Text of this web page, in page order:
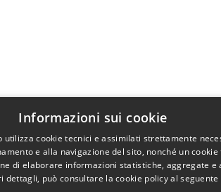
Informazioni sui cookie
utilizza cookie tecnici e assimilati strettamente
e alla navigazione del sito, nonché un cookie
di elaborare informazioni statistiche, aggregate e
dettagli, può consultare la cookie policy al seguente